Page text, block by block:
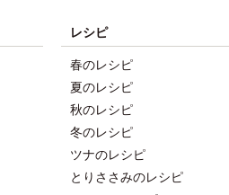
レシピ
春のレシピ
夏のレシピ
秋のレシピ
冬のレシピ
ツナのレシピ
とりささみのレシピ